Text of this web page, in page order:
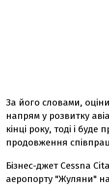
За його словами,
напрям у розвитку
кінці року, тоді і
продовження
Бізнес-джет Cessna
аеропорту "Жуляни"